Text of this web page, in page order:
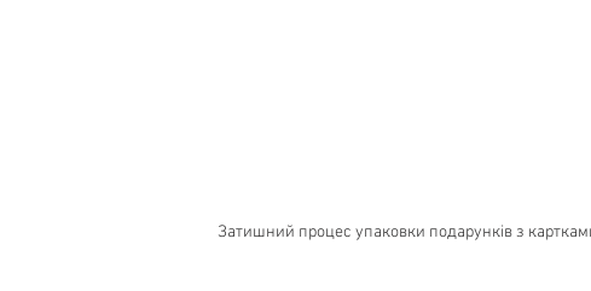
Затишний процес упаковки подарунків з